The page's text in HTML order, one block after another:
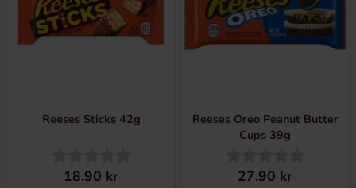
Reeses Sticks 42g
18.90 kr
Reeses Oreo Peanut Butter
Cups 39g
27.90 kr